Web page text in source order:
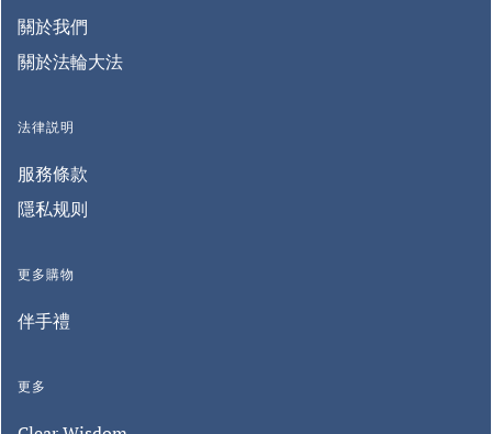
關於我們
關於法輪大法
法律説明
服務條款
隱私规则
更多購物
伴手禮
更多